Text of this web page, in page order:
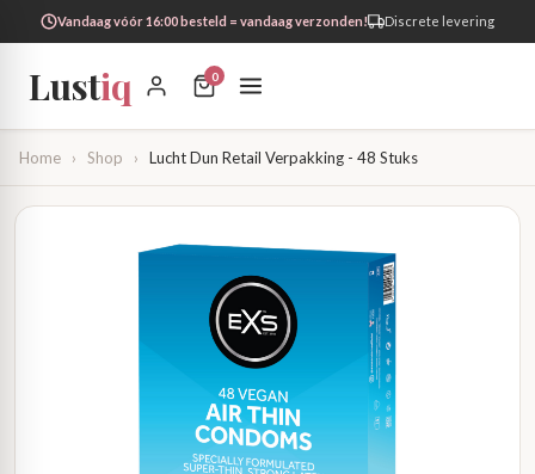
Vandaag vóór 16:00 besteld = vandaag verzonden! Discrete levering
Lustiq 0
Home › Shop › Lucht Dun Retail Verpakking - 48 Stuks